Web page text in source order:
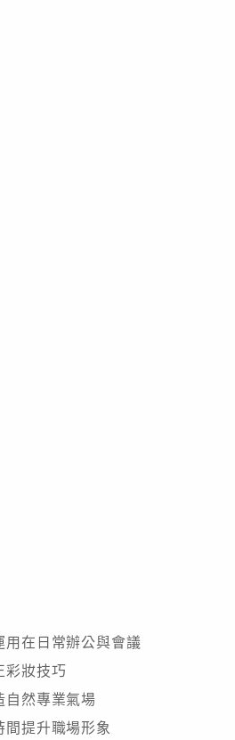
用在日常辦公與會議
彩妝技巧
自然專業氣場
間提升職場形象